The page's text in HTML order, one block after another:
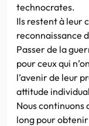
technocrates.
Ils restent à leur
reconnaissance
Passer de la
pour ceux qui
l’avenir de leur
attitude
Nous continuons
long pour